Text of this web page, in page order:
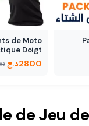
de Moto
Doigt…
2800د.ج
de Jeu